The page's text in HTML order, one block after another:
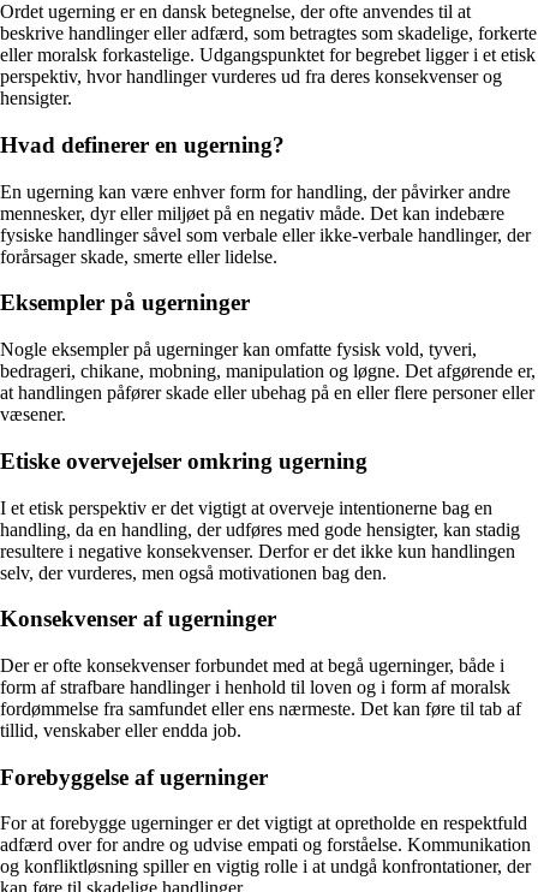
Ordet ugerning er en dansk betegnelse, der ofte anvendes til at
beskrive handlinger eller adfærd, som betragtes som skadelige, forkerte
eller moralsk forkastelige. Udgangspunktet for begrebet ligger i et etisk
perspektiv, hvor handlinger vurderes ud fra deres konsekvenser og
hensigter.
Hvad definerer en ugerning?
En ugerning kan være enhver form for handling, der påvirker andre
mennesker, dyr eller miljøet på en negativ måde. Det kan indebære
fysiske handlinger såvel som verbale eller ikke-verbale handlinger, der
forårsager skade, smerte eller lidelse.
Eksempler på ugerninger
Nogle eksempler på ugerninger kan omfatte fysisk vold, tyveri,
bedrageri, chikane, mobning, manipulation og løgne. Det afgørende er,
at handlingen påfører skade eller ubehag på en eller flere personer eller
væsener.
Etiske overvejelser omkring ugerning
I et etisk perspektiv er det vigtigt at overveje intentionerne bag en
handling, da en handling, der udføres med gode hensigter, kan stadig
resultere i negative konsekvenser. Derfor er det ikke kun handlingen
selv, der vurderes, men også motivationen bag den.
Konsekvenser af ugerninger
Der er ofte konsekvenser forbundet med at begå ugerninger, både i
form af strafbare handlinger i henhold til loven og i form af moralsk
fordømmelse fra samfundet eller ens nærmeste. Det kan føre til tab af
tillid, venskaber eller endda job.
Forebyggelse af ugerninger
For at forebygge ugerninger er det vigtigt at opretholde en respektfuld
adfærd over for andre og udvise empati og forståelse. Kommunikation
og konfliktløsning spiller en vigtig rolle i at undgå konfrontationer, der